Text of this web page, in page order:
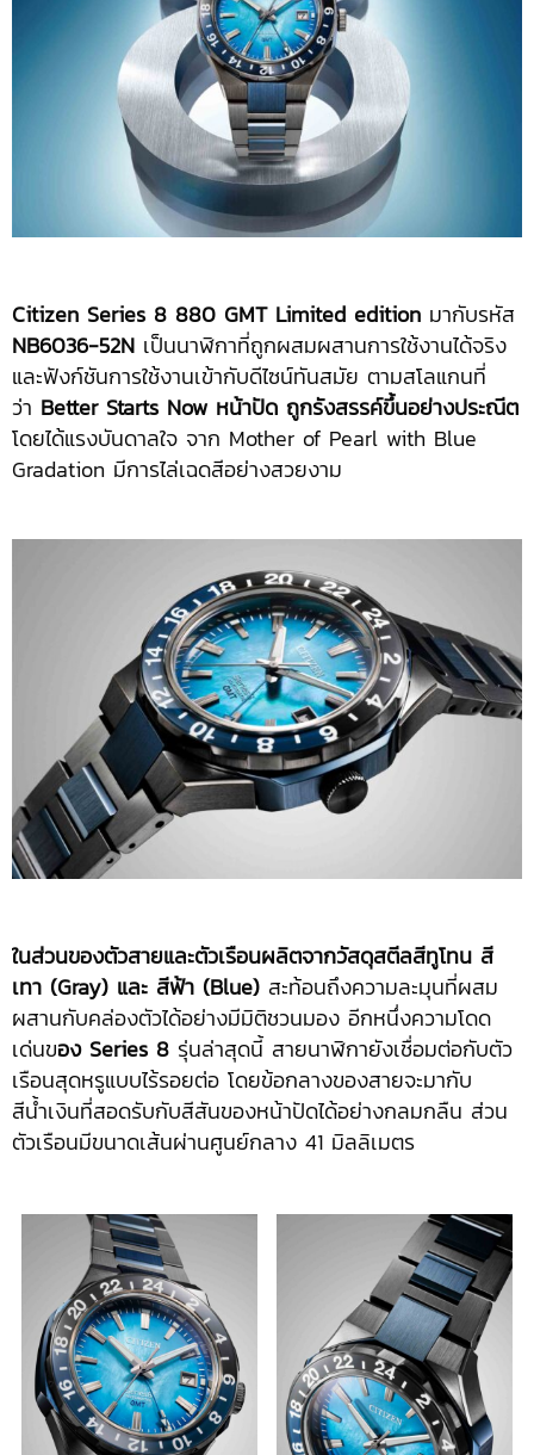
Citizen Series 8 880 GMT Limited edition มากับรหัส
NB6036-52N เป็นนาฬิกาที่ถูกผสมผสานการใช้งานได้จริง
และฟังก์ชันการใช้งานเข้ากับดีไซน์ทันสมัย ตามสโลแกนที่
ว่า Better Starts Now หน้าปัด ถูกรังสรรค์ขึ้นอย่างประณีต
โดยได้แรงบันดาลใจ จาก Mother of Pearl with Blue
Gradation มีการไล่เฉดสีอย่างสวยงาม
ในส่วนของตัวสายและตัวเรือนผลิตจากวัสดุสตีลสีทูโทน สี
เทา (Gray) และ สีฟ้า (Blue) สะท้อนถึงความละมุนที่ผสม
ผสานกับคล่องตัวได้อย่างมีมิติชวนมอง อีกหนึ่งความโดด
เด่นของ Series 8 รุ่นล่าสุดนี้ สายนาฬิกายังเชื่อมต่อกับตัว
เรือนสุดหรูแบบไร้รอยต่อ โดยข้อกลางของสายจะมากับ
สีน้ำเงินที่สอดรับกับสีสันของหน้าปัดได้อย่างกลมกลืน ส่วน
ตัวเรือนมีขนาดเส้นผ่านศูนย์กลาง 41 มิลลิเมตร